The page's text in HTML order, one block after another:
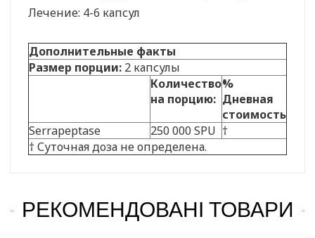
Лечение: 4-6 капсул
Дополнительные факты
Размер порции: 2 капсулы
Количество
на порцию:
%
Дневная
стоимость
Serrapeptase
250 000 SPU †
† Суточная доза не определена.
РЕКОМЕНДОВАНІ ТОВАРИ